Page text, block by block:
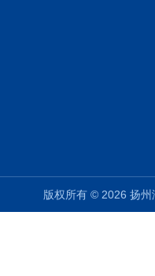
版权所有 © 2026 扬